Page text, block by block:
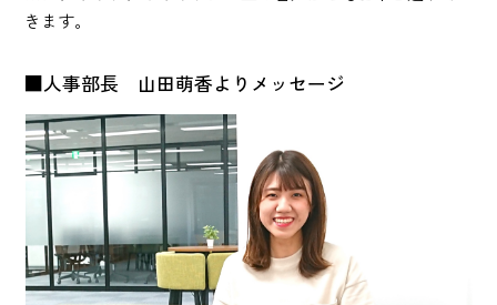
きます。
■人事部長 山田萌香よりメッセージ